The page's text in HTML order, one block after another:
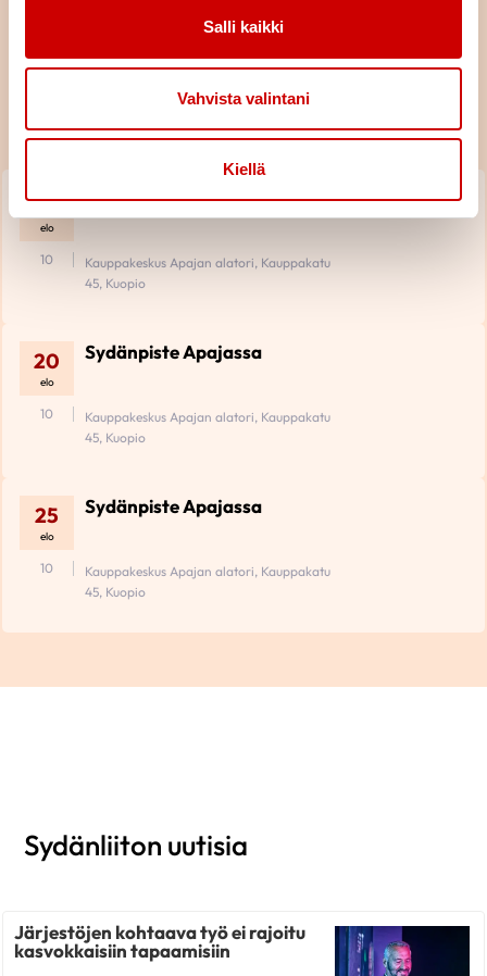
Salli kaikki
Vahvista valintani
Kiellä
Tulevat tapahtumat
18
elo
Sydänpiste Apajassa
10
Kauppakeskus Apajan alatori, Kauppakatu
45, Kuopio
20
elo
Sydänpiste Apajassa
10
Kauppakeskus Apajan alatori, Kauppakatu
45, Kuopio
25
elo
Sydänpiste Apajassa
10
Kauppakeskus Apajan alatori, Kauppakatu
45, Kuopio
Sydänliiton uutisia
Järjestöjen kohtaava työ ei rajoitu
kasvokkaisiin tapaamisiin